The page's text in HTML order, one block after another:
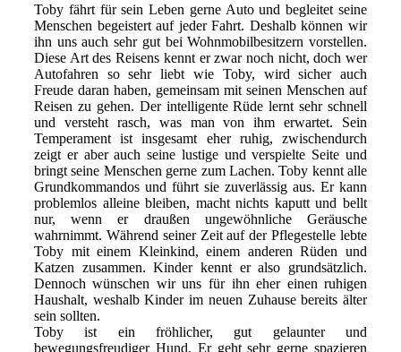
Toby fährt für sein Leben gerne Auto und begleitet seine
Menschen begeistert auf jeder Fahrt. Deshalb können wir
ihn uns auch sehr gut bei Wohnmobilbesitzern vorstellen.
Diese Art des Reisens kennt er zwar noch nicht, doch wer
Autofahren so sehr liebt wie Toby, wird sicher auch
Freude daran haben, gemeinsam mit seinen Menschen auf
Reisen zu gehen. Der intelligente Rüde lernt sehr schnell
und versteht rasch, was man von ihm erwartet. Sein
Temperament ist insgesamt eher ruhig, zwischendurch
zeigt er aber auch seine lustige und verspielte Seite und
bringt seine Menschen gerne zum Lachen. Toby kennt alle
Grundkommandos und führt sie zuverlässig aus. Er kann
problemlos alleine bleiben, macht nichts kaputt und bellt
nur, wenn er draußen ungewöhnliche Geräusche
wahrnimmt. Während seiner Zeit auf der Pflegestelle lebte
Toby mit einem Kleinkind, einem anderen Rüden und
Katzen zusammen. Kinder kennt er also grundsätzlich.
Dennoch wünschen wir uns für ihn eher einen ruhigen
Haushalt, weshalb Kinder im neuen Zuhause bereits älter
sein sollten.
Toby ist ein fröhlicher, gut gelaunter und
bewegungsfreudiger Hund. Er geht sehr gerne spazieren